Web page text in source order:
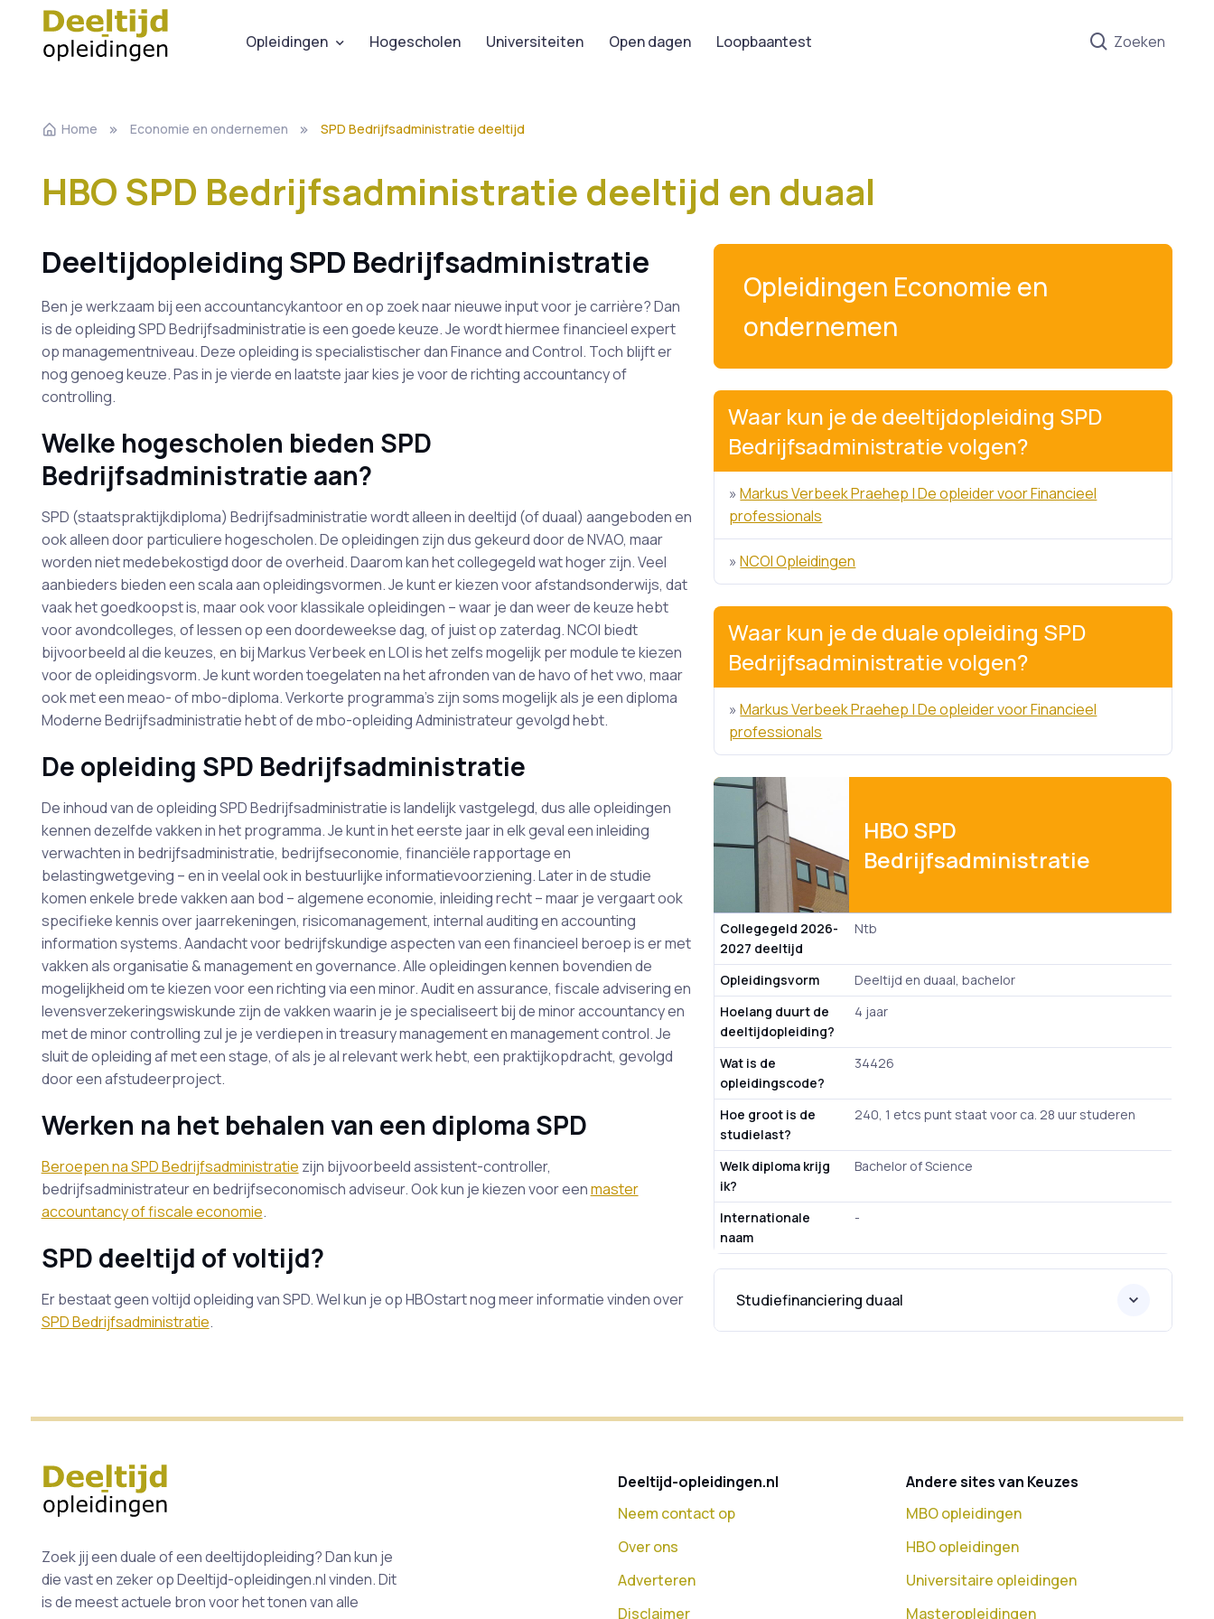
Zoeken
Opleidingen Hogescholen Universiteiten Open dagen Loopbaantest
Home Economie en ondernemen SPD Bedrijfsadministratie deeltijd
HBO SPD Bedrijfsadministratie deeltijd en duaal
Deeltijdopleiding SPD Bedrijfsadministratie
Ben je werkzaam bij een accountancykantoor en op zoek naar nieuwe input voor je carrière? Dan
is de opleiding SPD Bedrijfsadministratie is een goede keuze. Je wordt hiermee financieel expert
op managementniveau. Deze opleiding is specialistischer dan Finance and Control. Toch blijft er
nog genoeg keuze. Pas in je vierde en laatste jaar kies je voor de richting accountancy of
controlling.
Welke hogescholen bieden SPD
Bedrijfsadministratie aan?
SPD (staatspraktijkdiploma) Bedrijfsadministratie wordt alleen in deeltijd (of duaal) aangeboden en
ook alleen door particuliere hogescholen. De opleidingen zijn dus gekeurd door de NVAO, maar
worden niet medebekostigd door de overheid. Daarom kan het collegegeld wat hoger zijn. Veel
aanbieders bieden een scala aan opleidingsvormen. Je kunt er kiezen voor afstandsonderwijs, dat
vaak het goedkoopst is, maar ook voor klassikale opleidingen – waar je dan weer de keuze hebt
voor avondcolleges, of lessen op een doordeweekse dag, of juist op zaterdag. NCOI biedt
bijvoorbeeld al die keuzes, en bij Markus Verbeek en LOI is het zelfs mogelijk per module te kiezen
voor de opleidingsvorm. Je kunt worden toegelaten na het afronden van de havo of het vwo, maar
ook met een meao- of mbo-diploma. Verkorte programma’s zijn soms mogelijk als je een diploma
Moderne Bedrijfsadministratie hebt of de mbo-opleiding Administrateur gevolgd hebt.
De opleiding SPD Bedrijfsadministratie
De inhoud van de opleiding SPD Bedrijfsadministratie is landelijk vastgelegd, dus alle opleidingen
kennen dezelfde vakken in het programma. Je kunt in het eerste jaar in elk geval een inleiding
verwachten in bedrijfsadministratie, bedrijfseconomie, financiële rapportage en
belastingwetgeving – en in veelal ook in bestuurlijke informatievoorziening. Later in de studie
komen enkele brede vakken aan bod – algemene economie, inleiding recht – maar je vergaart ook
specifieke kennis over jaarrekeningen, risicomanagement, internal auditing en accounting
information systems. Aandacht voor bedrijfskundige aspecten van een financieel beroep is er met
vakken als organisatie & management en governance. Alle opleidingen kennen bovendien de
mogelijkheid om te kiezen voor een richting via een minor. Audit en assurance, fiscale advisering en
levensverzekeringswiskunde zijn de vakken waarin je je specialiseert bij de minor accountancy en
met de minor controlling zul je je verdiepen in treasury management en management control. Je
sluit de opleiding af met een stage, of als je al relevant werk hebt, een praktijkopdracht, gevolgd
door een afstudeerproject.
Werken na het behalen van een diploma SPD
Beroepen na SPD Bedrijfsadministratie zijn bijvoorbeeld assistent-controller,
bedrijfsadministrateur en bedrijfseconomisch adviseur. Ook kun je kiezen voor eenmaster
accountancy of fiscale economie.
SPD deeltijd of voltijd?
Er bestaat geen voltijd opleiding van SPD. Wel kun je op HBOstart nog meer informatie vinden over
SPD Bedrijfsadministratie.
Opleidingen Economie en
ondernemen
Waar kun je de deeltijdopleiding SPD
Bedrijfsadministratie volgen?
»Markus Verbeek Praehep | De opleider voor Financieel
professionals
»NCOI Opleidingen
Waar kun je de duale opleiding SPD
Bedrijfsadministratie volgen?
»Markus Verbeek Praehep | De opleider voor Financieel
professionals
HBO SPD
Bedrijfsadministratie
Collegegeld 2026-
2027 deeltijd
Ntb
Opleidingsvorm
Deeltijd en duaal, bachelor
Hoelang duurt de
deeltijdopleiding?
4 jaar
Wat is de
opleidingscode?
34426
Hoe groot is de
studielast?
240, 1 etcs punt staat voor ca. 28 uur studeren
Welk diploma krijg
ik?
Bachelor of Science
Internationale
naam
-
Studiefinanciering duaal
Zoek jij een duale of een deeltijdopleiding? Dan kun je
die vast en zeker op Deeltijd-opleidingen.nl vinden. Dit
is de meest actuele bron voor het tonen van alle
Deeltijd-opleidingen.nl
Neem contact op
Over ons
Adverteren
Disclaimer
Andere sites van Keuzes
MBO opleidingen
HBO opleidingen
Universitaire opleidingen
Masteropleidingen